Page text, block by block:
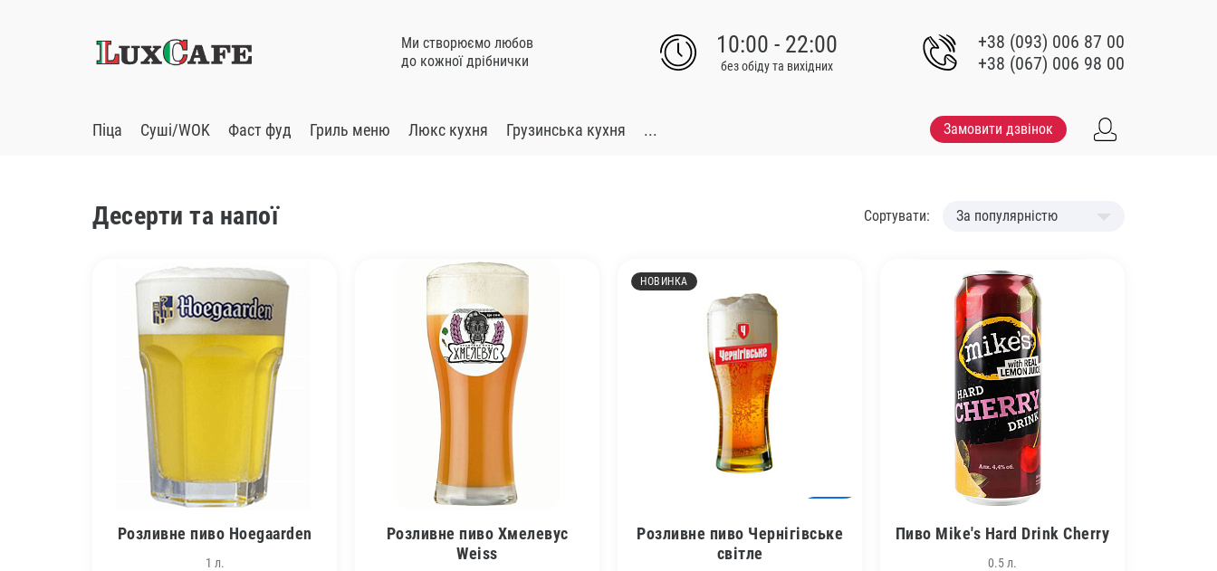
Ми створюємо любов
до кожної дрібнички
10:00 - 22:00
без обіду та вихідних
+38 (093) 006 87 00
+38 (067) 006 98 00
Піца Суші/WOK Фаст фуд Гриль меню Люкс кухня Грузинська кухня ... Замовити дзвінок
Десерти та напої Сортувати: За популярністю
Розливне пиво Hoegaarden
1 л.
Розливне пиво Хмелевус
Weiss
НОВИНКА
Розливне пиво Чернігівське
світле
Пиво Mike's Hard Drink Cherry
0.5 л.